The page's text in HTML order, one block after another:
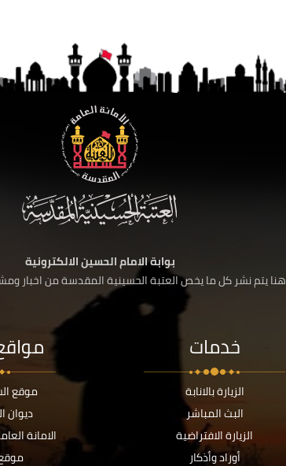
بوابة الامام الحسين الالكترونية
هنا يتم نشر كل ما يخص العتبة الحسينية المقدسة من اخبار
خدمات
الزيارة بالانابة
البث المباشر
الزيارة الافتراضية
أوراد وأذكار
موقع
ديوان
الامانة